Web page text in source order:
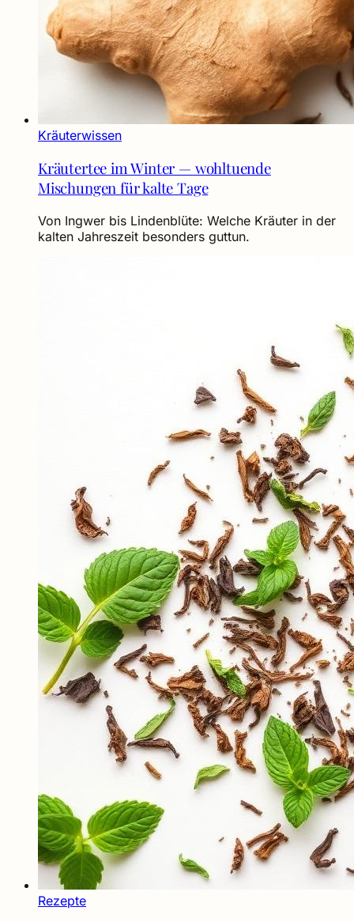
Kräuterwissen
Kräutertee im Winter — wohltuende
Mischungen für kalte Tage
Von Ingwer bis Lindenblüte: Welche Kräuter in der
kalten Jahreszeit besonders guttun.
Rezepte